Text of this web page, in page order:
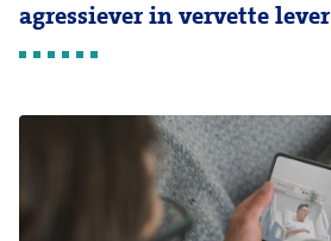
agressiever in vervette lever